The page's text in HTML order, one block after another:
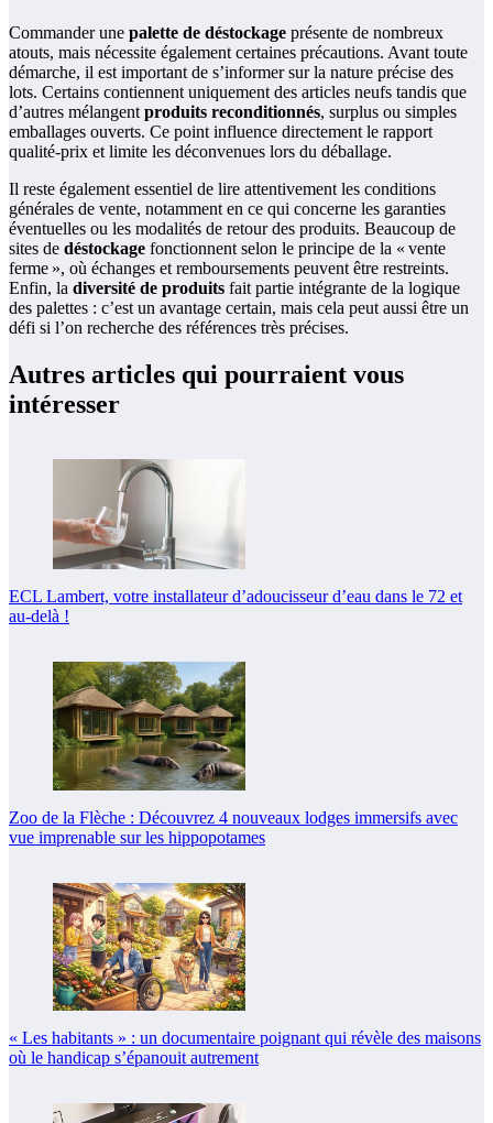
Commander une palette de déstockage présente de nombreux
atouts, mais nécessite également certaines précautions. Avant toute
démarche, il est important de s’informer sur la nature précise des
lots. Certains contiennent uniquement des articles neufs tandis que
d’autres mélangent produits reconditionnés, surplus ou simples
emballages ouverts. Ce point influence directement le rapport
qualité-prix et limite les déconvenues lors du déballage.
Il reste également essentiel de lire attentivement les conditions
générales de vente, notamment en ce qui concerne les garanties
éventuelles ou les modalités de retour des produits. Beaucoup de
sites de déstockage fonctionnent selon le principe de la « vente
ferme », où échanges et remboursements peuvent être restreints.
Enfin, la diversité de produits fait partie intégrante de la logique
des palettes : c’est un avantage certain, mais cela peut aussi être un
défi si l’on recherche des références très précises.
Autres articles qui pourraient vous
intéresser
ECL Lambert, votre installateur d’adoucisseur d’eau dans le 72 et
au-delà !
Zoo de la Flèche : Découvrez 4 nouveaux lodges immersifs avec
vue imprenable sur les hippopotames
« Les habitants » : un documentaire poignant qui révèle des maisons
où le handicap s’épanouit autrement